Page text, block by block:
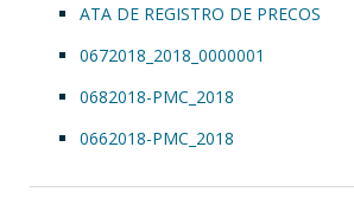
ATA DE REGISTRO DE PRECOS
0672018_2018_0000001
0682018-PMC_2018
0662018-PMC_2018